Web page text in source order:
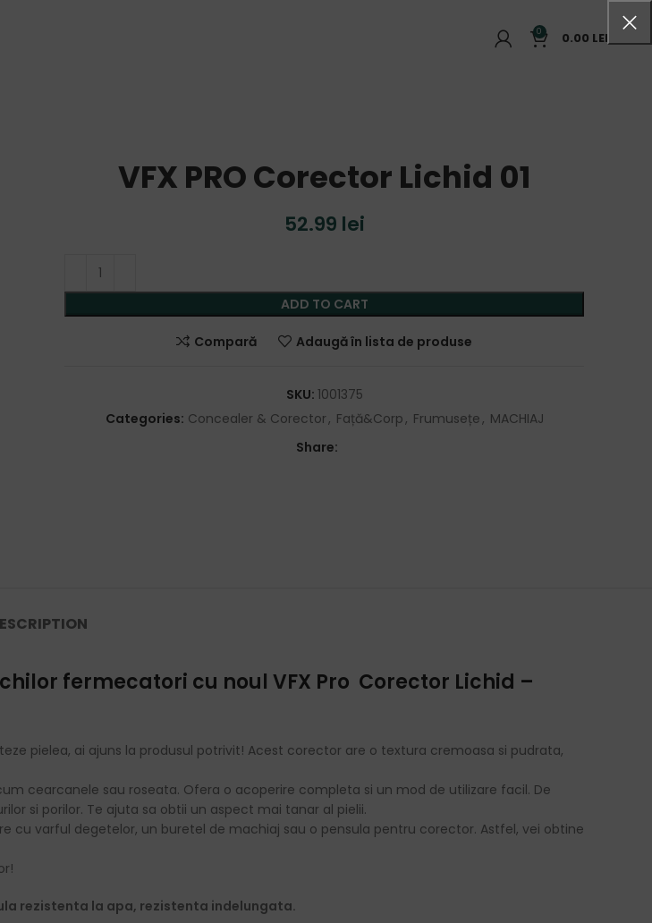
0 0.00 LEI
VFX PRO Corector Lichid 01
52.99 lei
ADD TO CART
Compară Adaugă în lista de produse
SKU: 1001375
Categories: Concealer & Corector, Față&Corp, Frumusețe, MACHIAJ
Share:
fermecatori cu noul VFX Pro Corector Lichid –
pielea, ai ajuns la produsul potrivit! Acest corector are o textura cremoasa si pudrata,
cearcanele sau roseata. Ofera o acoperire completa si un mod de utilizare facil. De
si porilor. Te ajuta sa obtii un aspect mai tanar al pielii.
cu varful degetelor, un buretel de machiaj sau o pensula pentru corector. Astfel, vei obtine
rezistenta la apa, rezistenta indelungata.